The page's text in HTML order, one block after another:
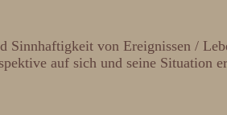
Sinnhaftigkeit von Ereignissen /
auf sich und seine Situation